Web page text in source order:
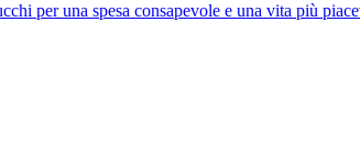
per una spesa consapevole e una vita più